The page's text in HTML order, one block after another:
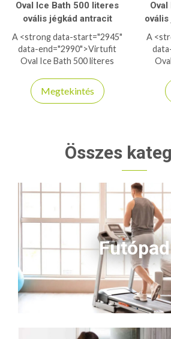
Oval Ice Bath 500 literes
ovális jégkád antracit
A <strong data-start="2945"
data-end="2990">Virtufit
Oval Ice Bath 500 literes
választás a gyors
regenerációhoz és a
500 literes kapacitás lehetővé
teszi a teljes testes merülést.
megjelenést kölcsönöz, így
nemcsak hasznos, hanem
otthonodnak vagy
edzőtermednek. Ideális
sportolóknak és aktív
életmódot élőknek. Ha
hatékony regenerációs
megoldást keresel, ez a jégkád
garantáltan beválik!
Megtekintés
A
500
teszi
Összes
Futópad